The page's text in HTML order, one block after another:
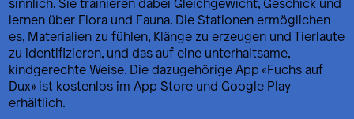
lernen über Flora und Fauna. Die Stationen ermöglichen
es, Materialien zu fühlen, Klänge zu erzeugen und Tierlaute
zu identifizieren, und das auf eine unterhaltsame,
kindgerechte Weise. Die dazugehörige App «Fuchs auf
Dux» ist kostenlos im App Store und Google Play
erhältlich.